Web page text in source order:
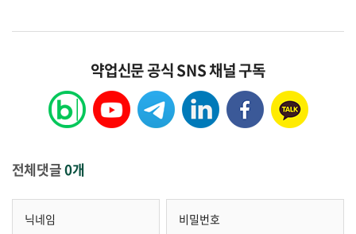
약업신문 공식 SNS 채널 구독
전체댓글0개